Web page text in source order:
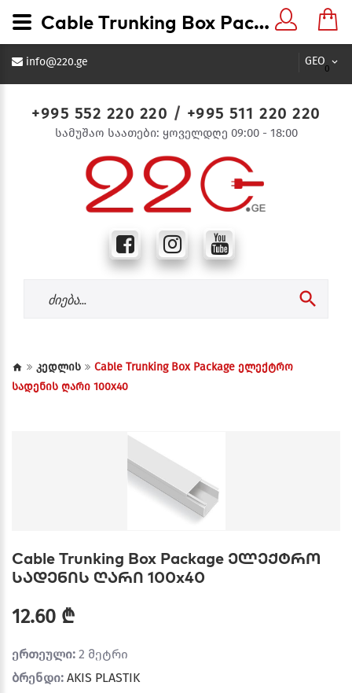
GEO
0
info@220.ge
+995 552 220 220 / +995 511 220 220
სამუშაო საათები: ყოველდღე 09:00 - 18:00
კედლის
Cable Trunking Box Package ელექტრო
სადენის ღარი 100x40
Cable Trunking Box Package ელექტრო
სადენის ღარი 100x40
12.60 ₾
ერთეული: 2 მეტრი
ბრენდი: AKIS PLASTIK
Cable Trunking Box Package ელექტრო სადენის ღარი 100x40 - 220.ge